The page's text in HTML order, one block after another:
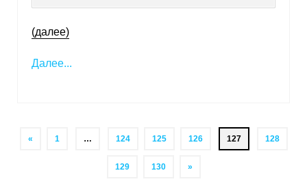
(далее)
Далее...
« 1 … 124 125 126 127 128
129 130 »